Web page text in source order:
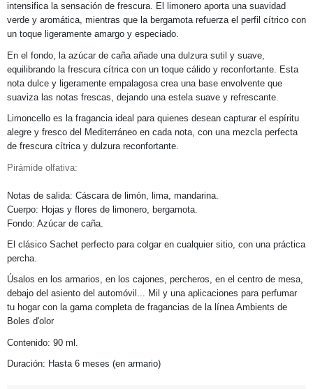
intensifica la sensación de frescura. El limonero aporta una suavidad
verde y aromática, mientras que la bergamota refuerza el perfil cítrico con
un toque ligeramente amargo y especiado.
En el fondo, la azúcar de caña añade una dulzura sutil y suave,
equilibrando la frescura cítrica con un toque cálido y reconfortante. Esta
nota dulce y ligeramente empalagosa crea una base envolvente que
suaviza las notas frescas, dejando una estela suave y refrescante.
Limoncello es la fragancia ideal para quienes desean capturar el espíritu
alegre y fresco del Mediterráneo en cada nota, con una mezcla perfecta
de frescura cítrica y dulzura reconfortante.
Pirámide olfativa:
Notas de salida: Cáscara de limón, lima, mandarina.
Cuerpo: Hojas y flores de limonero, bergamota.
Fondo: Azúcar de caña.
El clásico Sachet perfecto para colgar en cualquier sitio, con una práctica
percha.
Úsalos en los armarios, en los cajones, percheros, en el centro de mesa,
debajo del asiento del automóvil... Mil y una aplicaciones para perfumar
tu hogar con la gama completa de fragancias de la línea Ambients de
Boles d'olor
Contenido: 90 ml.
Duración: Hasta 6 meses (en armario)